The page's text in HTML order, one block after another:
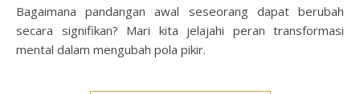
Bagaimana pandangan awal seseorang dapat berubah
secara signifikan? Mari kita jelajahi peran transformasi
mental dalam mengubah pola pikir.